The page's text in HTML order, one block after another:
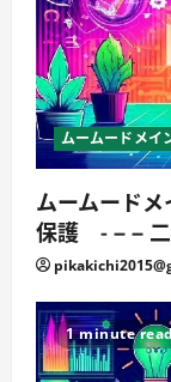
ムームードメイ
ムームード
保護 - – – 二
1 minute